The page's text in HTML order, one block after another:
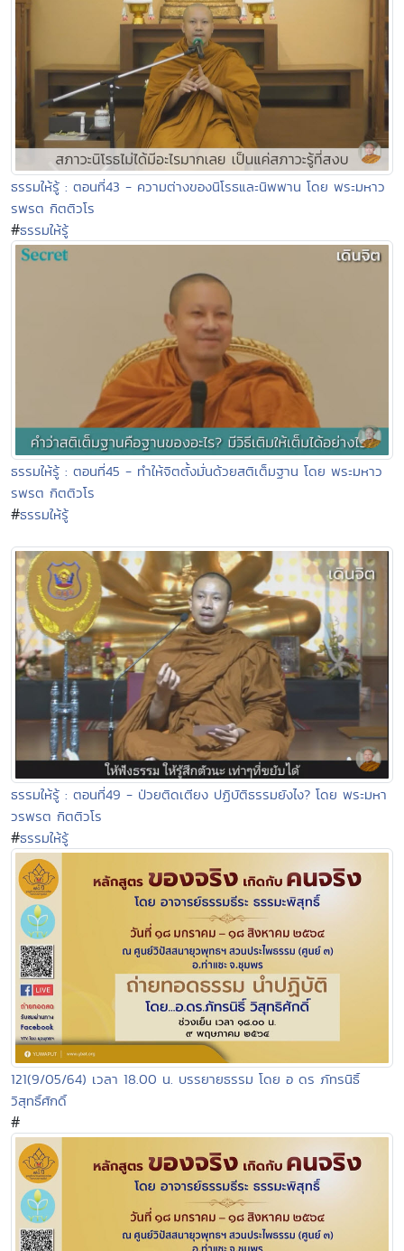
ธรรมให้รู้ : ตอนที่43 - ความต่างของนิโรธและนิพพาน โดย พระมหาว
รพรต กิตติวโร
#ธรรมให้รู้
ธรรมให้รู้ : ตอนที่45 - ทำให้จิตตั้งมั่นด้วยสติเต็มฐาน โดย พระมหาว
รพรต กิตติวโร
#ธรรมให้รู้
ธรรมให้รู้ : ตอนที่49 - ป่วยติดเตียง ปฏิบัติธรรมยังไง? โดย พระมหา
วรพรต กิตติวโร
#ธรรมให้รู้
121(9/05/64) เวลา 18.00 น. บรรยายธรรม โดย อ ดร ภัทรนิธิ์
วิสุทธิ์ศักดิ์
#